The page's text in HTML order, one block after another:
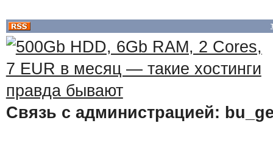
Связь с администрацией: